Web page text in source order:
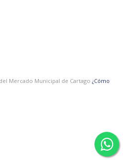
Mercado Municipal de Cartago ¿Cómo